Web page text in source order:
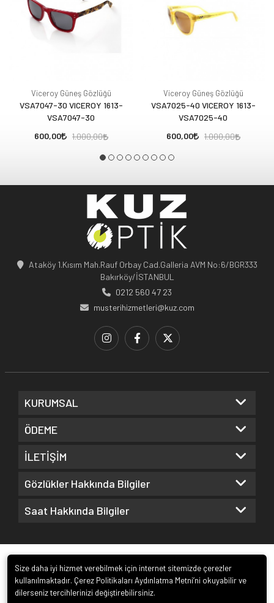
Viceroy Güneş Gözlüğü
VSA7047-30 VICEROY 1613-
VSA7047-30
600,00
1.000,00
Viceroy Güneş Gözlüğü
VSA7025-40 VICEROY 1613-
VSA7025-40
600,00
1.000,00
Ataköy 1.Kısım Mah.Rauf Orbay Cad.Galleria AVM No:6/BGR333
Bakırköy/İSTANBUL
0212 560 47 23
musterihizmetleri@kuz.com
KURUMSAL
ÖDEME
İLETİŞİM
Gözlükler Hakkında Bilgiler
Saat Hakkında Bilgiler
Size daha iyi hizmet verebilmek için internet sitemizde çerezler
kullanılmaktadır. Çerez Politikaları Aydınlatma Metni’ni okuyabilir ve
dilerseniz tercihlerinizi değiştirebilirsiniz.